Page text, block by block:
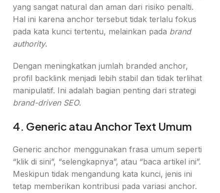
yang sangat natural dan aman dari risiko penalti.
Hal ini karena anchor tersebut tidak terlalu fokus
pada kata kunci tertentu, melainkan pada brand
authority.
Dengan meningkatkan jumlah branded anchor,
profil backlink menjadi lebih stabil dan tidak terlihat
manipulatif. Ini adalah bagian penting dari strategi
brand-driven SEO.
4. Generic atau Anchor Text Umum
Generic anchor menggunakan frasa umum seperti
“klik di sini”, “selengkapnya”, atau “baca artikel ini”.
Meskipun tidak mengandung kata kunci, jenis ini
tetap memberikan kontribusi pada variasi anchor.